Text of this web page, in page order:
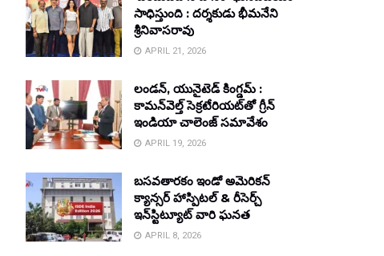
సాధిస్తుంది : దర్శకుడు భీమనేని
శ్రీనివాసరావు
APRIL 21, 2026
లండన్, యునైటెడ్ కింగ్డమ్ :
కామన్‌వెల్త్ సెక్రటేరియట్‌తో గ్రీన్
ఇండియా చాలెంజ్ సమావేశం
APRIL 19, 2026
బసవతారకం ఇండో అమెరికన్
క్యాన్సర్ హాస్పిటల్ & రీసెర్చ్
ఇన్‌స్టిట్యూట్ వారి ఘనత
APRIL 8, 2026